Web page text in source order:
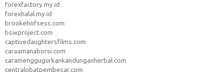
forexfactory.my.id
forexhalal.my.id
brookehofsess.com
bswproject.com
captivedaughtersfilms.com
caraamanaborsi.com
caramenggugurkankandunganherbal.com
centralobatpembesar.com